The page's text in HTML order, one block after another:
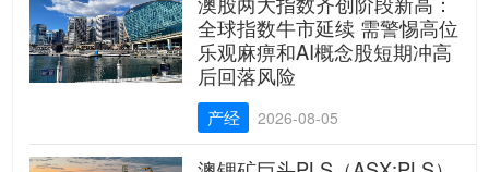
全球指数牛市延续 需警惕高位
乐观麻痹和AI概念股短期冲高
后回落风险
产经 2026-08-05